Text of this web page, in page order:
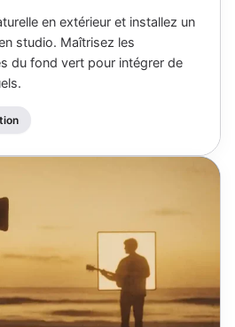
en extérieur et installez un
studio. Maîtrisez les
du fond vert pour intégrer de